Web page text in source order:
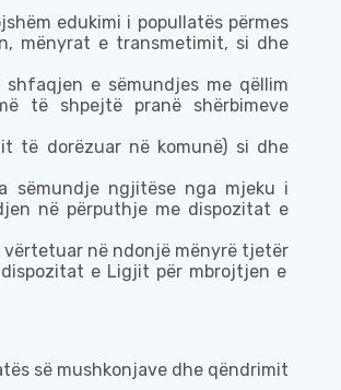
edukimi i popullatës përmes
mënyrat e transmetimit, si dhe
e sëmundjes me qëllim
të shpejtë pranë shërbimeve
të dorëzuar në komunë) si dhe
sëmundje ngjitëse nga mjeku i
në përputhje me dispozitat e
vërtetuar në ndonjë mënyrë tjetër
e Ligjit për mbrojtjen e
së mushkonjave dhe qëndrimit